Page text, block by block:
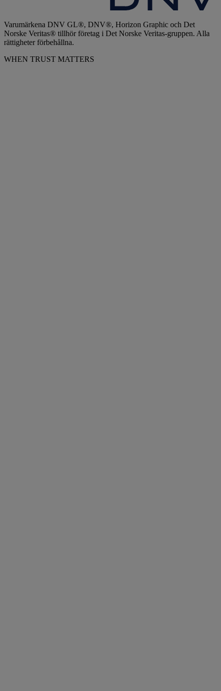
Varumärkena DNV GL®, DNV®, Horizon Graphic och Det
Norske Veritas® tillhör företag i Det Norske Veritas-gruppen. Alla
rättigheter förbehållna.
WHEN TRUST MATTERS